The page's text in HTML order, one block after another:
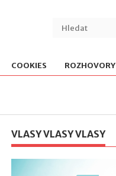
COOKIES ROZHOVORY
VLASY VLASY VLASY